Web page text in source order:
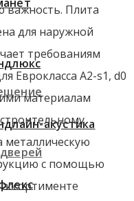
акустика
важность. Плита
для наружной
требованиям
Еврокласса A2-s1, d0
материалам
металлическую
с помощью